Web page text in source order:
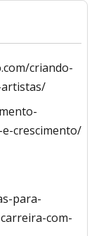
criando-
crescimento/
para-
com-